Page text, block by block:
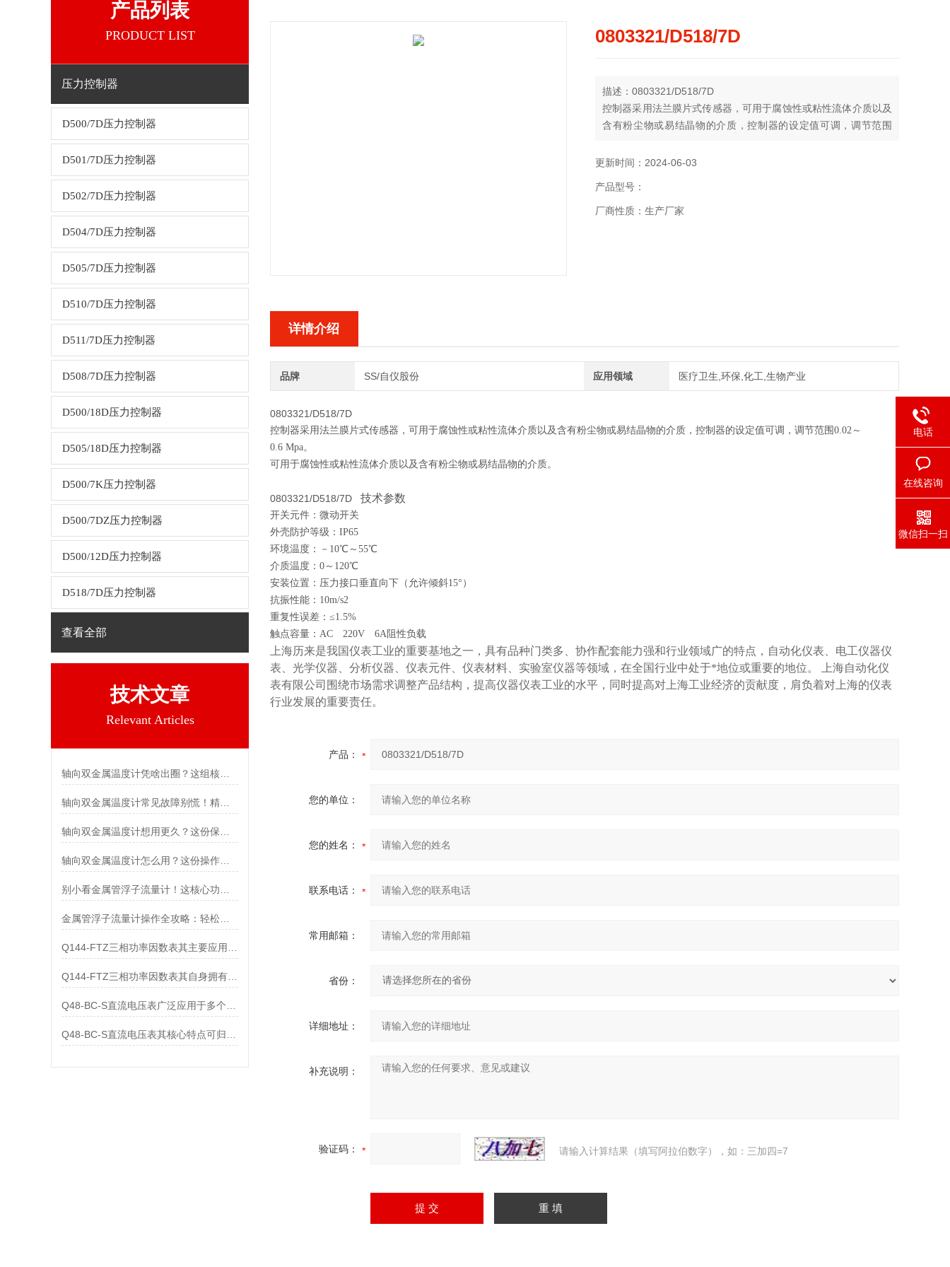
产品列表
PRODUCT LIST
压力控制器
D500/7D压力控制器
D501/7D压力控制器
D502/7D压力控制器
D504/7D压力控制器
D505/7D压力控制器
D510/7D压力控制器
D511/7D压力控制器
D508/7D压力控制器
D500/18D压力控制器
D505/18D压力控制器
D500/7K压力控制器
D500/7DZ压力控制器
D500/12D压力控制器
D518/7D压力控制器
查看全部
技术文章
Relevant Articles
轴向双金属温度计凭啥出圈？这组核心特点给出了答案
轴向双金属温度计常见故障别慌！精准定位，轻松搞定难题
轴向双金属温度计怎么用？这份操作指南，新手也能快速拿捏！
金属管浮子流量计操作全攻略：轻松拿捏，精准掌控每一步！
Q144-FTZ三相功率因数表其自身拥有怎样的功能呢？
0803321/D518/7D
描述：0803321/D518/7D
控制器采用法兰膜片式传感器，可用于腐蚀性或粘性流体介质以及
含有粉尘物或易结晶物的介质，控制器的设定值可调，调节范围
更新时间：2024-06-03
产品型号：
厂商性质：生产厂家
详情介绍
品牌 SS/自仪股份 应用领域 医疗卫生,环保,化工,生物产业
0803321/D518/7D
控制器采用法兰膜片式传感器，可用于腐蚀性或粘性流体介质以及含有粉尘物或易结晶物的介质，控制器的设定值可调，调节范围0.02～
0.6 Mpa。
可用于腐蚀性或粘性流体介质以及含有粉尘物或易结晶物的介质。
0803321/D518/7D 技术参数
开关元件：微动开关
外壳防护等级：IP65
环境温度：－10℃～55℃
介质温度：0～120℃
安装位置：压力接口垂直向下（允许倾斜15°）
抗振性能：10m/s2
重复性误差：≤1.5%
触点容量：AC 220V 6A阻性负载
上海历来是我国仪表工业的重要基地之一，具有品种门类多、协作配套能力强和行业领域广的特点，自动化仪表、电工仪器仪
表、光学仪器、分析仪器、仪表元件、仪表材料、实验室仪器等领域，在全国行业中处于*地位或重要的地位。 上海自动化仪
表有限公司围绕市场需求调整产品结构，提高仪器仪表工业的水平，同时提高对上海工业经济的贡献度，肩负着对上海的仪表
行业发展的重要责任。
产品：
您的单位：
您的姓名：
联系电话：
常用邮箱：
省份：
详细地址：
补充说明：
验证码： 请输入计算结果（填写阿拉伯数字），如：三加四=7
电话
在线咨询
微信扫一扫